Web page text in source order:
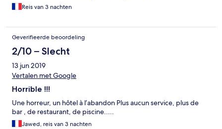
Reis van 3 nachten
Geverifieerde beoordeling
2/10 – Slecht
13 jun 2019
Vertalen met Google
Horrible !!!
Une horreur, un hôtel à l’abandon Plus aucun service, plus de
bar , de restaurant, de piscine.....
Jawed, reis van 3 nachten